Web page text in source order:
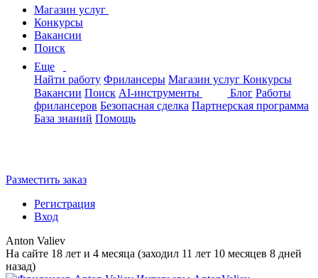
Магазин услуг
Конкурсы
Вакансии
Поиск
Еще
Найти работу Фрилансеры Магазин услуг Конкурсы
Вакансии Поиск AI-инструменты Блог Работы
фрилансеров Безопасная сделка Партнерская программа
База знаний Помощь
Разместить заказ
Регистрация
Вход
Anton Valiev
На сайте 18 лет и 4 месяца (заходил 11 лет 10 месяцев 8 дней
назад)